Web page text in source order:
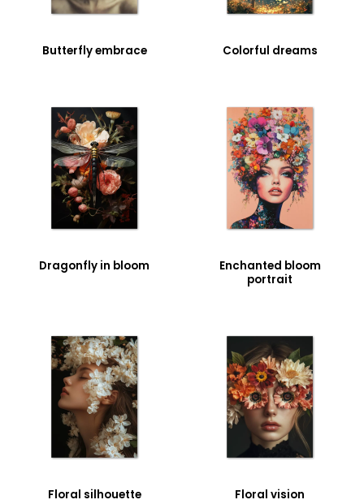
Butterfly embrace Colorful dreams
Dragonfly in bloom
Enchanted bloom
portrait
Floral silhouette Floral vision